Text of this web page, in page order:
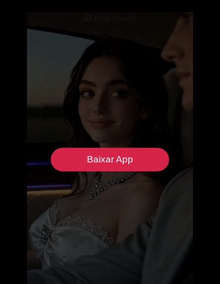
Baixar App